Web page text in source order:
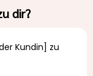
dir?
Kundin] zu